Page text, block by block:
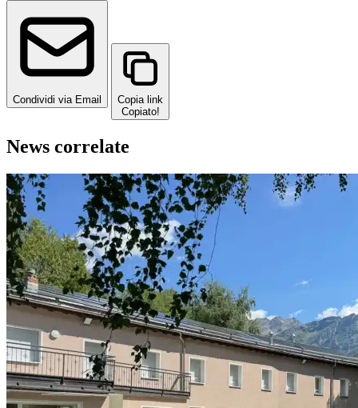
Condividi via Email
Copia link
Copiato!
News correlate